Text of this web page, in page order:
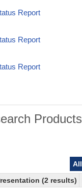
Report
Report
Report
Products
All
(2 results)